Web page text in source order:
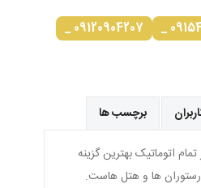
09120904207 _
برچسب ها
اتوماتیک بهترین گزینه
رستوران ها و هتل هاست.